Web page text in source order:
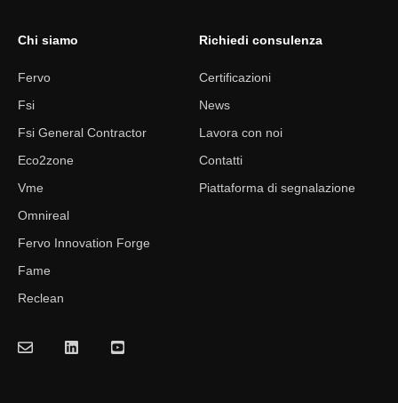
Chi siamo
Fervo
Fsi
Fsi General Contractor
Eco2zone
Vme
Omnireal
Fervo Innovation Forge
Fame
Reclean
Richiedi consulenza
Certificazioni
News
Lavora con noi
Contatti
Piattaforma di segnalazione